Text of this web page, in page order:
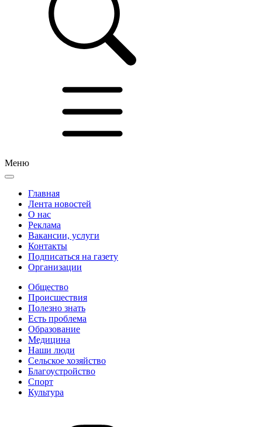
Меню
Главная
Лента новостей
О нас
Реклама
Вакансии, услуги
Контакты
Подписаться на газету
Организации
Общество
Происшествия
Полезно знать
Есть проблема
Образование
Медицина
Наши люди
Сельское хозяйство
Благоустройство
Спорт
Культура